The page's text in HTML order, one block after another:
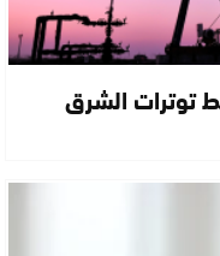
توترات الشرق